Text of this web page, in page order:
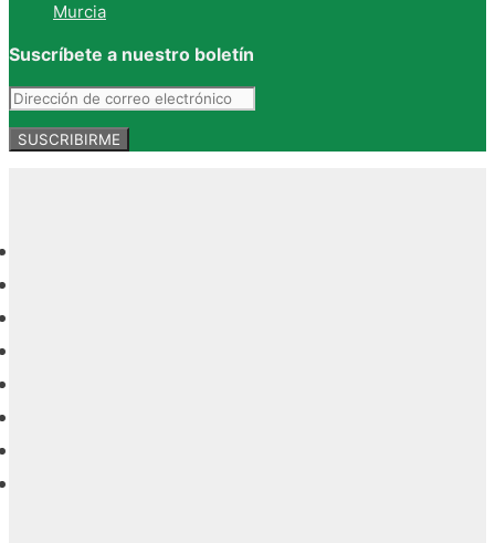
Murcia
Suscríbete a nuestro boletín